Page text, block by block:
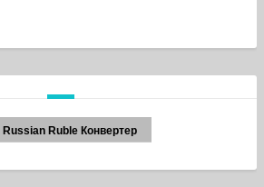
Russian Ruble Конвертер